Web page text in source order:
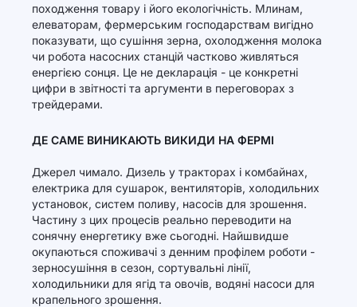
походження товару і його екологічність. Млинам,
елеваторам, фермерським господарствам вигідно
показувати, що сушіння зерна, охолодження молока
чи робота насосних станцій частково живляться
енергією сонця. Це не декларація - це конкретні
цифри в звітності та аргументи в переговорах з
трейдерами.
ДЕ САМЕ ВИНИКАЮТЬ ВИКИДИ НА ФЕРМІ
Джерел чимало. Дизель у тракторах і комбайнах,
електрика для сушарок, вентиляторів, холодильних
установок, систем поливу, насосів для зрошення.
Частину з цих процесів реально переводити на
сонячну енергетику вже сьогодні. Найшвидше
окупаються споживачі з денним профілем роботи -
зерносушіння в сезон, сортувальні лінії,
холодильники для ягід та овочів, водяні насоси для
крапельного зрошення.